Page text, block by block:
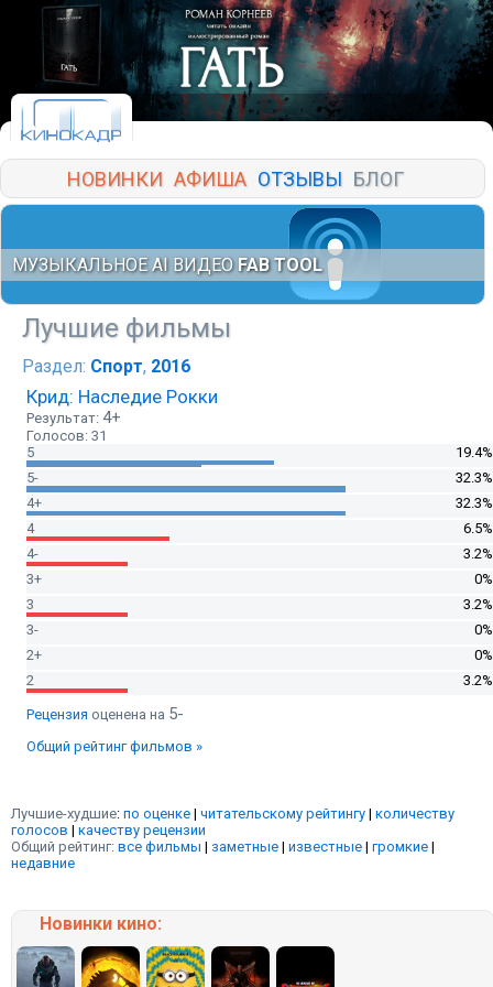
НОВИНКИ АФИША ОТЗЫВЫ БЛОГ
МУЗЫКАЛЬНОЕ AI ВИДЕО FAB TOOL
Лучшие фильмы
Раздел: Спорт, 2016
Крид: Наследие Рокки
Результат: 4+
Голосов: 31
5
19.4%
5-
32.3%
4+
32.3%
4
6.5%
4-
3.2%
3+
0%
3
3.2%
3-
0%
2+
0%
2
3.2%
Рецензия оценена на 5-
Общий рейтинг фильмов »
Лучшие-худшие: по оценке | читательскому рейтингу | количеству
голосов | качеству рецензии
Общий рейтинг: все фильмы | заметные | известные | громкие |
недавние
Новинки кино: